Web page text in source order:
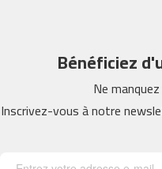
Bénéficiez
Ne
Inscrivez-vous à notre